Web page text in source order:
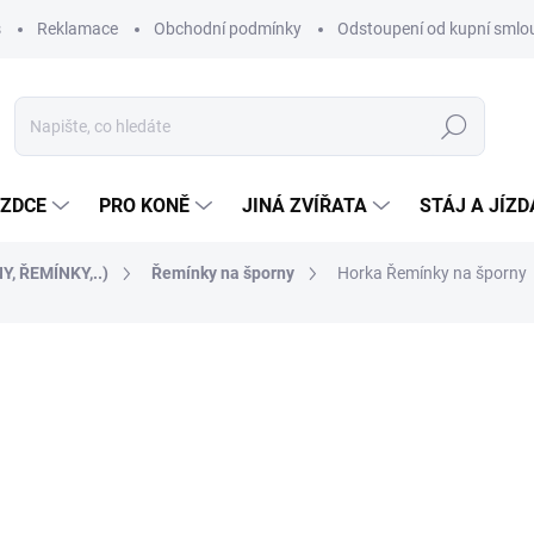
Reklamace Obchodní podmínky Odstoupení od kupní
Hledat
PRO KONĚ JINÁ ZVÍŘATA STÁJ A
ŘEMÍNKY,..) Řemínky na šporny Horka Řemínky na šporny